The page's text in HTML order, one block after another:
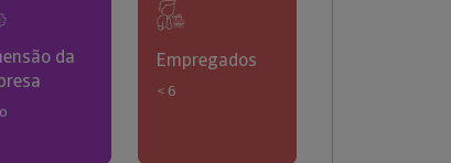
da
Empregados
< 6